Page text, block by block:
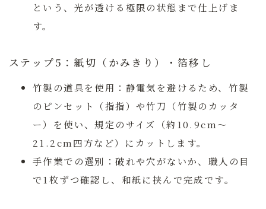
という、光が透ける極限の状態まで仕上げま
す。
ステップ5：紙切（かみきり）・箔移し
竹製の道具を使用： 静電気を避けるため、竹製
のピンセット（指指）や竹刀（竹製のカッタ
ー）を使い、規定のサイズ（約10.9cm〜
21.2cm四方など）にカットします。
手作業での選別：破れや穴がないか、職人の目
で1枚ずつ確認し、和紙に挟んで完成です。